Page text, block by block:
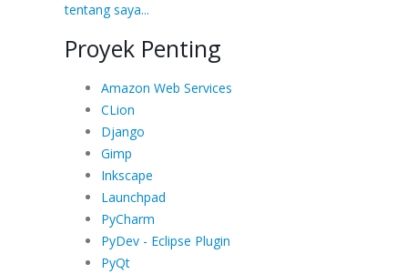
tentang saya...
Proyek Penting
Amazon Web Services
CLion
Django
Gimp
Inkscape
Launchpad
PyCharm
PyDev - Eclipse Plugin
PyQt